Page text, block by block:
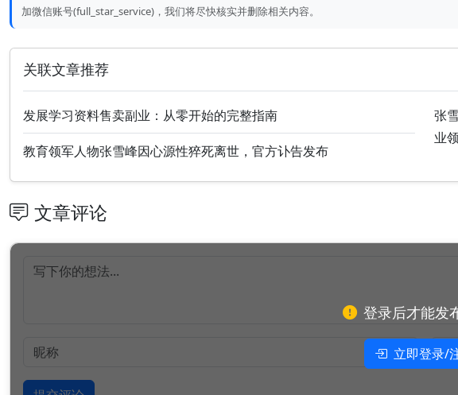
加微信账号(full_star_service)，我们将尽快核实并删除相关内容。
关联文章推荐
发展学习资料售卖副业：从零开始的完整指南
教育领军人物张雪峰因心源性猝死离世，官方讣告发布
张
业
文章评论
登录后才能发
立即登录/